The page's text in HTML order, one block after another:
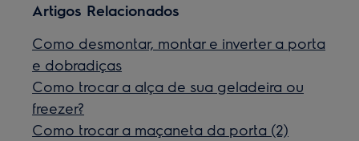
Artigos Relacionados
Como desmontar, montar e inverter a porta
e dobradiças
Como trocar a alça de sua geladeira ou
freezer?
Como trocar a maçaneta da porta (2)